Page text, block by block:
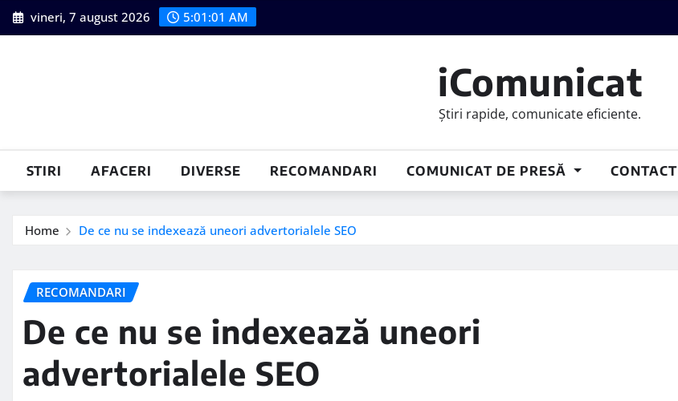
Skip
to
vineri, 7 august 2026 5:01:02 AM
iComunicat
Știri rapide, comunicate eficiente.
STIRI AFACERI DIVERSE RECOMANDARI COMUNICAT DE PRESĂ CONTACT
Home De ce nu se indexează uneori advertorialele SEO
RECOMANDARI
De ce nu se indexează uneori
advertorialele SEO